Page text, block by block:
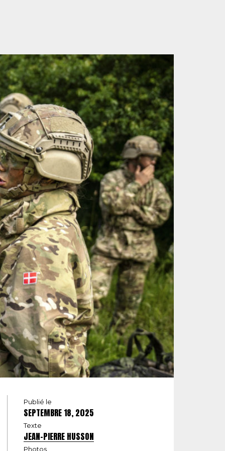
Publié le
SEPTEMBRE 18, 2025
Texte
JEAN-PIERRE HUSSON
Photos